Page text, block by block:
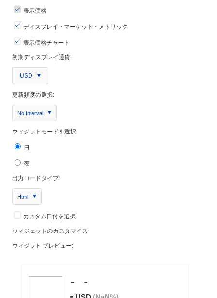
表示価格
ディスプレイ・マーケット・メトリック
表示価格チャート
初期ディスプレイ通貨:
USD
更新頻度の選択:
No Interval
ウィジットモードを選択:
日
夜
出力コードタイプ:
Html
カスタム日付を選択
ウィジェットのカスタマイズ
ウィジット プレビュー: